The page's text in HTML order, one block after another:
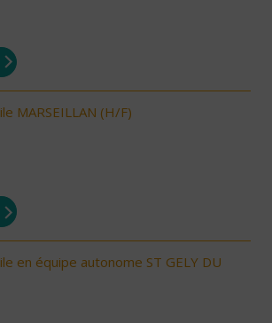
MARSEILLAN (H/F)
en équipe autonome ST GELY DU